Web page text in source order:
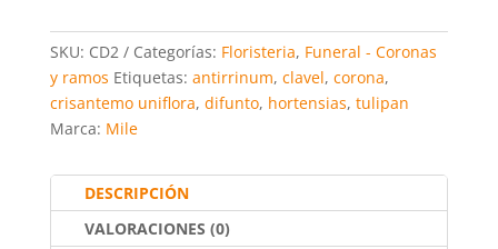
c
e
b
o
k
itt
er
ai
l
at
s
A
p
er
e
st
m
p
ar
SKU: CD2 Categorías: Floristeria, Funeral - Coronas
y ramos Etiquetas: antirrinum, clavel, corona,
crisantemo uniflora, difunto, hortensias, tulipan
Marca: Mile
DESCRIPCIÓN
VALORACIONES (0)